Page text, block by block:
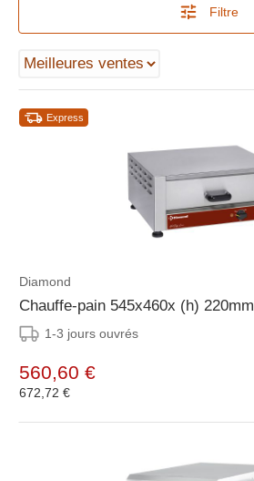
Filtre
Express
Diamond
Chauffe-pain 545x460x (h) 220mm
1-3 jours ouvrés
560,60 €
672,72 €